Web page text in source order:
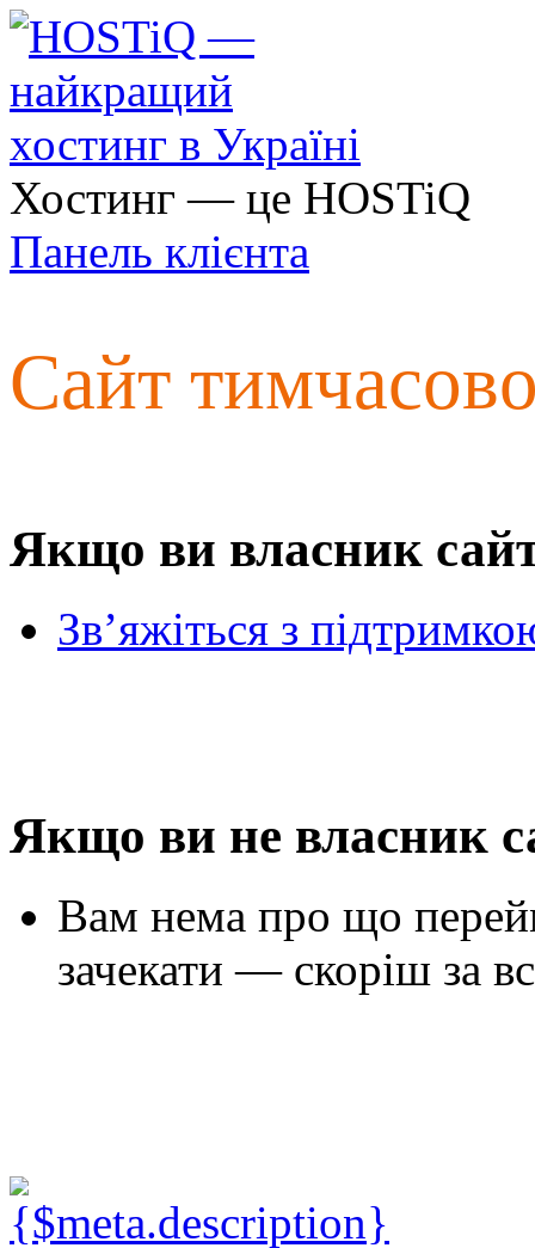
Хостинг — це HOSTiQ
Панель клієнта
Сайт
Якщо ви власник
Зв’яжіться з
Якщо ви не власник
Вам нема про що
зачекати — скоріш за